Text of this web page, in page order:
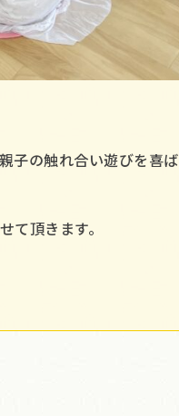
子の触れ合い遊びを喜
頂きます。